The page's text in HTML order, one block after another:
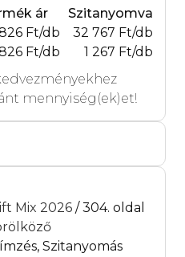
ár
Szitanyomva
Ft/db
32 767 Ft/db
Ft/db
1 267 Ft/db
mennyiség(ek)et!
Mix 2026 / 304. oldal
Szitanyomás